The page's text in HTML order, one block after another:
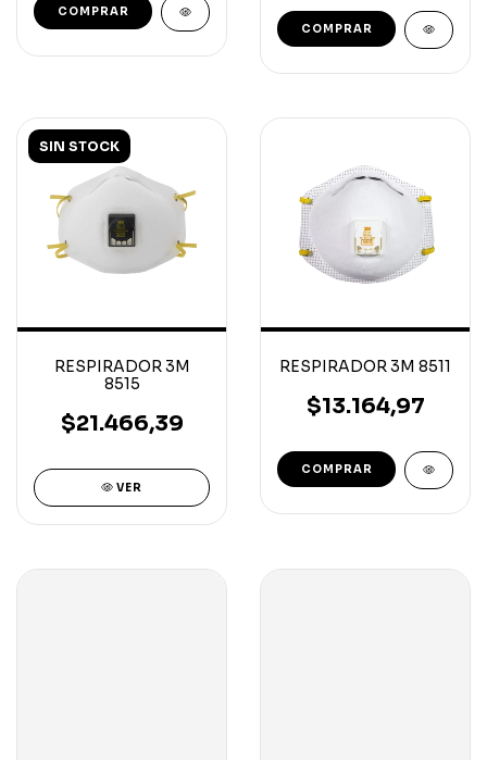
SIN STOCK
RESPIRADOR 3M
8515
$21.466,39
VER
RESPIRADOR 3M 8511
$13.164,97